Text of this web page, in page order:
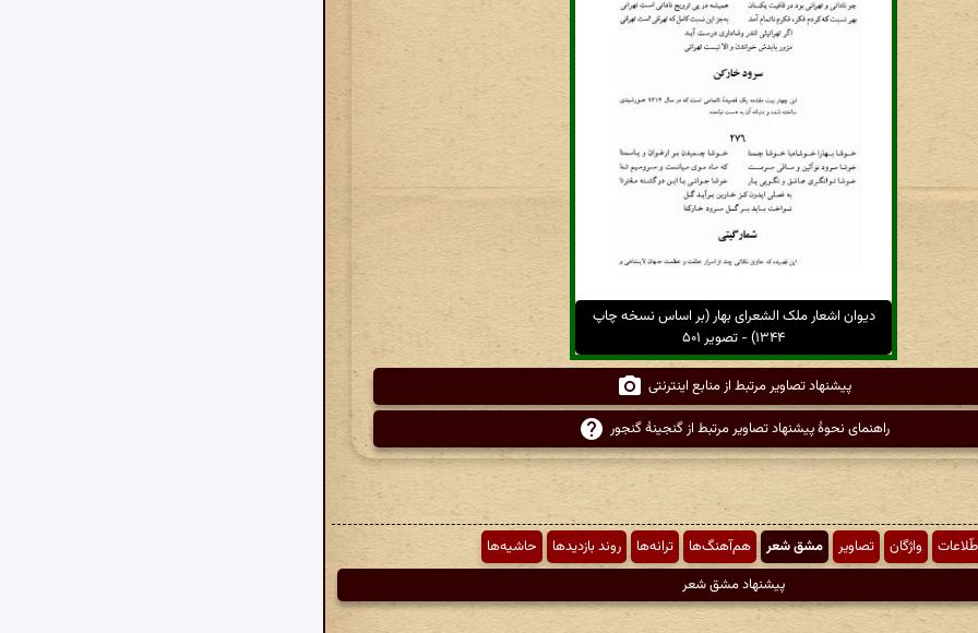
دیوان اشعار ملک الشعرای بهار (بر اساس نسخه چاپ
۱۳۴۴) - تصویر ۵۰۱
پیشنهاد تصاویر مرتبط از منابع اینترنتی
راهنمای نحوهٔ پیشنهاد تصاویر مرتبط از گنجینهٔ گنجور
واژگان تصاویر مشق شعر هم‌آهنگ‌ها ترانه‌ها روند بازدیدها
حاشیه‌ها
پیشنهاد مشق شعر